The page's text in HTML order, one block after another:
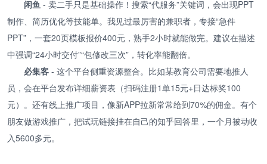
闲鱼 - 卖二手只是基础操作！搜索“代服务”关键词，会出现PPT
制作、简历优化等技能单。我见过最厉害的兼职者，专接“急件
PPT”，一套20页模板报价400元，熟手2小时就能做完。建议在描述
中强调“24小时交付”“包修改三次”，转化率能翻倍。
必集客 - 这个平台侧重资源整合。比如某教育公司需要地推人
员，会在平台发布详细薪资表（扫码注册1单15元+日达标奖100
元）。还有线上推广项目，像新APP拉新常常给到70%的佣金。有个
朋友做游戏推广，把试玩链接挂在自己的知乎回答里，一个月被动收
入5600多元。